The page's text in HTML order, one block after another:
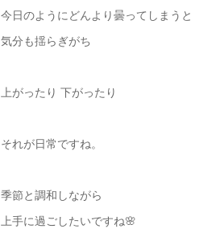
今日のようにどんより曇ってしまうと
気分も揺らぎがち
上がったり 下がったり
それが日常ですね。
季節と調和しながら
上手に過ごしたいですね🌸